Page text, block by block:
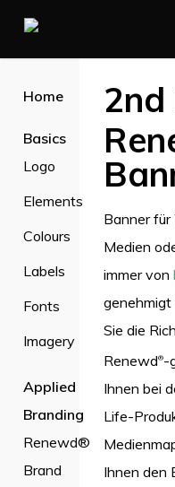
content
Home
Basics
Logo
Elements
Colours
Labels
Fonts
Imagery
Applied
Branding
Renewd®
Brand
2nd
Banner
Medien
immer von
genehmigt
Sie die
Renewd®-
Ihnen bei
Life-
Ihnen den